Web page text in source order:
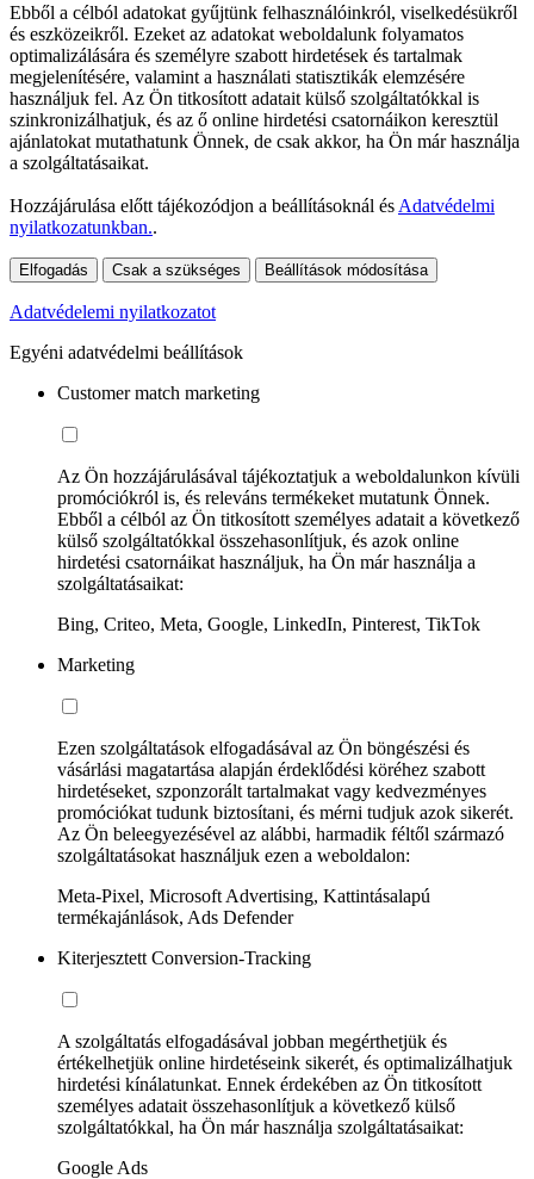
Ebből a célból adatokat gyűjtünk felhasználóinkról, viselkedésükről
és eszközeikről. Ezeket az adatokat weboldalunk folyamatos
optimalizálására és személyre szabott hirdetések és tartalmak
megjelenítésére, valamint a használati statisztikák elemzésére
használjuk fel. Az Ön titkosított adatait külső szolgáltatókkal is
szinkronizálhatjuk, és az ő online hirdetési csatornáikon keresztül
ajánlatokat mutathatunk Önnek, de csak akkor, ha Ön már használja
a szolgáltatásaikat.
Hozzájárulása előtt tájékozódjon a beállításoknál és Adatvédelmi
nyilatkozatunkban..
Elfogadás Csak a szükséges Beállítások módosítása
Adatvédelemi nyilatkozatot
Egyéni adatvédelmi beállítások
Customer match marketing
Az Ön hozzájárulásával tájékoztatjuk a weboldalunkon kívüli
promóciókról is, és releváns termékeket mutatunk Önnek.
Ebből a célból az Ön titkosított személyes adatait a következő
külső szolgáltatókkal összehasonlítjuk, és azok online
hirdetési csatornáikat használjuk, ha Ön már használja a
szolgáltatásaikat:
Bing, Criteo, Meta, Google, LinkedIn, Pinterest, TikTok
Marketing
Ezen szolgáltatások elfogadásával az Ön böngészési és
vásárlási magatartása alapján érdeklődési köréhez szabott
hirdetéseket, szponzorált tartalmakat vagy kedvezményes
promóciókat tudunk biztosítani, és mérni tudjuk azok sikerét.
Az Ön beleegyezésével az alábbi, harmadik féltől származó
szolgáltatásokat használjuk ezen a weboldalon:
Meta-Pixel, Microsoft Advertising, Kattintásalapú
termékajánlások, Ads Defender
Kiterjesztett Conversion-Tracking
A szolgáltatás elfogadásával jobban megérthetjük és
értékelhetjük online hirdetéseink sikerét, és optimalizálhatjuk
hirdetési kínálatunkat. Ennek érdekében az Ön titkosított
személyes adatait összehasonlítjuk a következő külső
szolgáltatókkal, ha Ön már használja szolgáltatásaikat:
Google Ads